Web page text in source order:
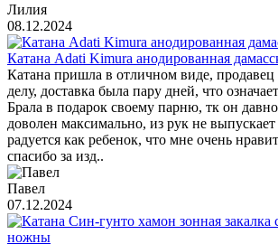
Лилия
08.12.2024
Катана Adati Kimura анодированная
Катана пришла в отличном виде, продавец
делу, доставка была пару дней, что
Брала в подарок своему парню, тк он
доволен максимально, из рук не
радуется как ребенок, что мне очень
спасибо за изд..
Павел
07.12.2024